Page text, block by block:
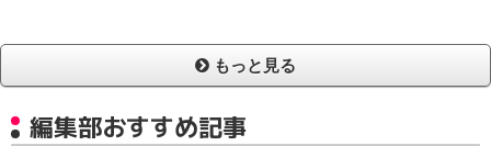
もっと見る
編集部おすすめ記事